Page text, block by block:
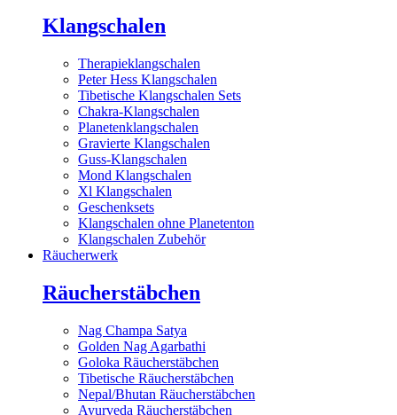
Klangschalen
Therapieklangschalen
Peter Hess Klangschalen
Tibetische Klangschalen Sets
Chakra-Klangschalen
Planetenklangschalen
Gravierte Klangschalen
Guss-Klangschalen
Mond Klangschalen
Xl Klangschalen
Geschenksets
Klangschalen ohne Planetenton
Klangschalen Zubehör
Räucherwerk
Räucherstäbchen
Nag Champa Satya
Golden Nag Agarbathi
Goloka Räucherstäbchen
Tibetische Räucherstäbchen
Nepal/Bhutan Räucherstäbchen
Ayurveda Räucherstäbchen